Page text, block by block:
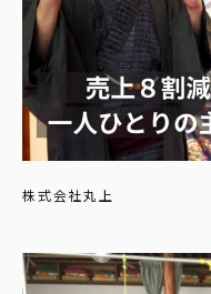
株式会社丸上